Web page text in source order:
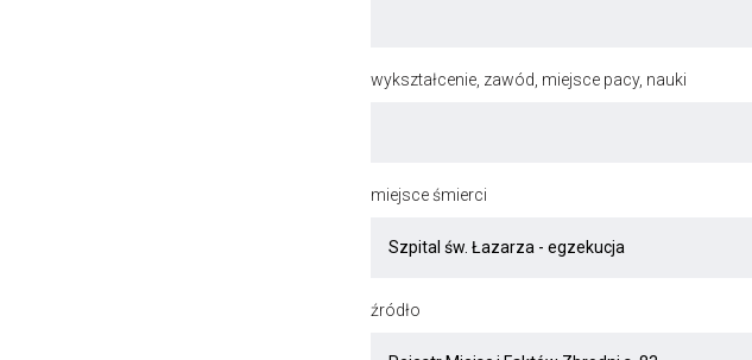
wykształcenie, zawód, miejsce pacy, nauki
miejsce śmierci
źródło